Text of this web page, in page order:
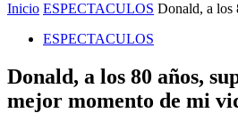
Inicio ESPECTACULOS Donald, a los
ESPECTACULOS
Donald, a los 80 años,
mejor momento de mi